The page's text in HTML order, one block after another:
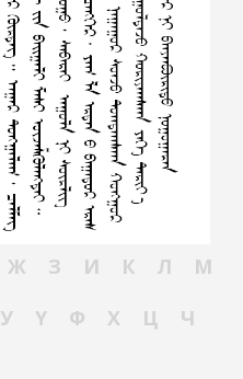
Ж З И К Л
М
У Ү Ф Х Ц
Ч